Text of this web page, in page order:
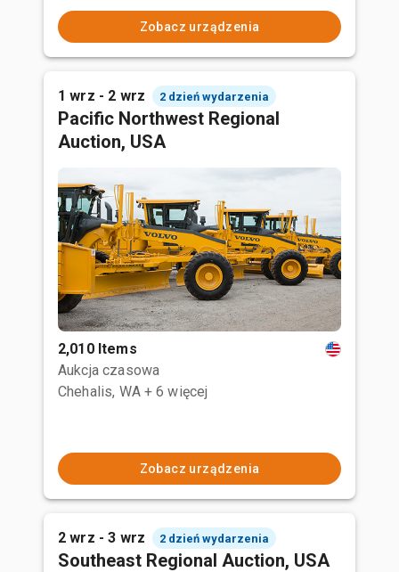
Zobacz urządzenia
1 wrz - 2 wrz 2 dzień wydarzenia
Pacific Northwest Regional
Auction, USA
2,010 Items
Aukcja czasowa
Chehalis, WA + 6 więcej
Zobacz urządzenia
2 wrz - 3 wrz 2 dzień wydarzenia
Southeast Regional Auction, USA